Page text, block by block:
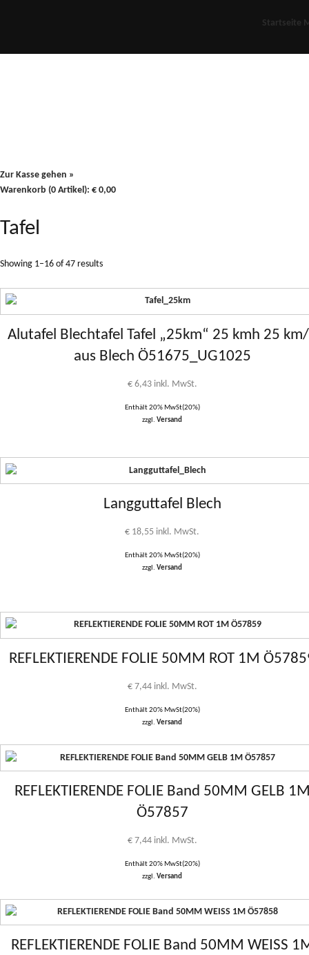
Startseite
Zur Kasse gehen »
Warenkorb (0 Artikel): € 0,00
Tafel
Showing 1–16 of 47 results
Alutafel Blechtafel Tafel „25km“ 25 kmh 25
aus Blech Ö51675_UG1025
€6,43 inkl. MwSt.
Enthält 20% MwSt(20%)
zzgl.Versand
Langguttafel Blech
€ 18,55 inkl. MwSt.
Enthält 20% MwSt(20%)
zzgl.Versand
REFLEKTIERENDE FOLIE 50MM ROT 1M
€7,44 inkl. MwSt.
Enthält 20% MwSt(20%)
zzgl.Versand
REFLEKTIERENDE FOLIE Band 50MM GELB
Ö57857
€7,44 inkl. MwSt.
Enthält 20% MwSt(20%)
zzgl.Versand
REFLEKTIERENDE FOLIE Band 50MM WEISS